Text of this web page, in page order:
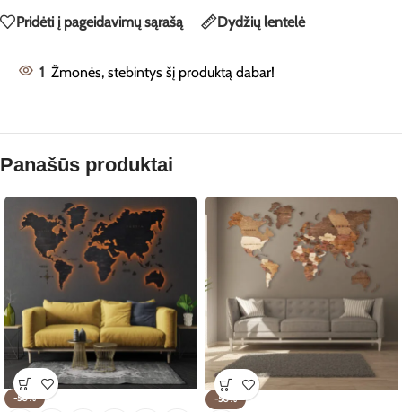
Pridėti į pageidavimų sąrašą Dydžių lentelė
1 Žmonės, stebintys šį produktą dabar!
Panašūs produktai
-50% -50%